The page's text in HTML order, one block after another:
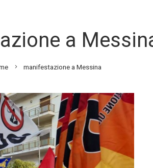
a
manifestazione a Messina